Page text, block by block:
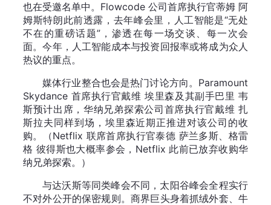
也在受邀名单中。Flowcode 公司首席执行官蒂姆 阿
姆斯特朗此前透露，去年峰会里，人工智能是“无处
不在的重磅话题”，渗透在每一场交谈、每一次会
面。今年，人工智能成本与投资回报率或将成为众人
热议的重点。
媒体行业整合也会是热门讨论方向。Paramount
Skydance 首席执行官戴维 埃里森及其副手巴里 韦
斯预计出席，华纳兄弟探索公司首席执行官戴维 扎
斯拉夫同样到场，埃里森近期正推进对该公司的收
购。（Netflix 联席首席执行官泰德 萨兰多斯、格雷
格 彼得斯也大概率参会，Netflix 此前已放弃收购华
纳兄弟探索。）
与达沃斯等同类峰会不同，太阳谷峰会全程实行
不对外公开的保密规则。商界巨头身着抓绒外套、牛